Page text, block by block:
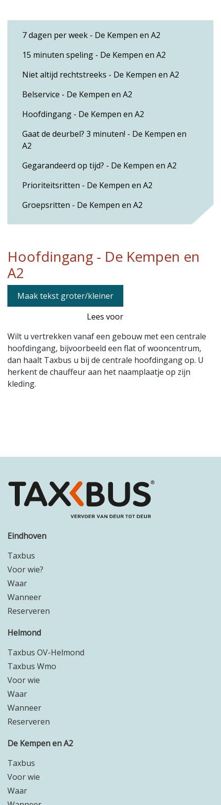
7 dagen per week - De Kempen en A2
15 minuten speling - De Kempen en A2
Niet altijd rechtstreeks - De Kempen en A2
Belservice - De Kempen en A2
Hoofdingang - De Kempen en A2
Gaat de deurbel? 3 minuten! - De Kempen en
A2
Gegarandeerd op tijd? - De Kempen en A2
Prioriteitsritten - De Kempen en A2
Groepsritten - De Kempen en A2
Hoofdingang - De Kempen en
A2
Maak tekst groter/kleiner
Lees voor
Wilt u vertrekken vanaf een gebouw met een centrale
hoofdingang, bijvoorbeeld een flat of wooncentrum,
dan haalt Taxbus u bij de centrale hoofdingang op. U
herkent de chauffeur aan het naamplaatje op zijn
kleding.
Eindhoven
Taxbus
Voor wie?
Waar
Wanneer
Reserveren
Helmond
Taxbus OV-Helmond
Taxbus Wmo
Voor wie
Waar
Wanneer
Reserveren
De Kempen en A2
Taxbus
Voor wie
Waar